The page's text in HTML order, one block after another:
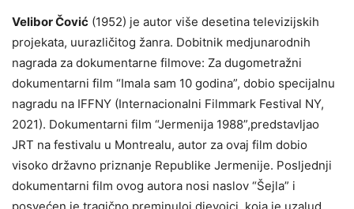
Velibor Čović (1952) je autor više desetina televizijskih
projekata, uurazličitog žanra. Dobitnik medjunarodnih
nagrada za dokumentarne filmove: Za dugometražni
dokumentarni film “Imala sam 10 godina”, dobio specijalnu
nagradu na IFFNY (Internacionalni Filmmark Festival NY,
2021). Dokumentarni film “Jermenija 1988”,predstavljao
JRT na festivalu u Montrealu, autor za ovaj film dobio
visoko državno priznanje Republike Jermenije. Posljednji
dokumentarni film ovog autora nosi naslov “Šejla” i